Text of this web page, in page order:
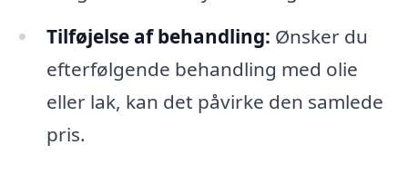
Tilføjelse af behandling: Ønsker du
efterfølgende behandling med olie
eller lak, kan det påvirke den samlede
pris.